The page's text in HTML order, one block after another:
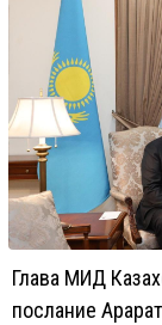
Глава МИД
послание